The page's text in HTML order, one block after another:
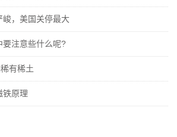
峻，美国关停最大
要注意些什么呢?
有稀土
铁原理